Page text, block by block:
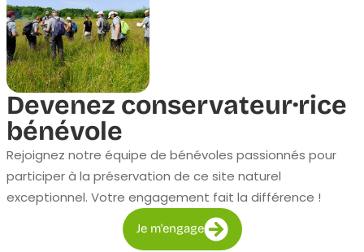
Devenez conservateur·rice
bénévole
Rejoignez notre équipe de bénévoles passionnés pour
participer à la préservation de ce site naturel
exceptionnel. Votre engagement fait la différence !
Je m'engage